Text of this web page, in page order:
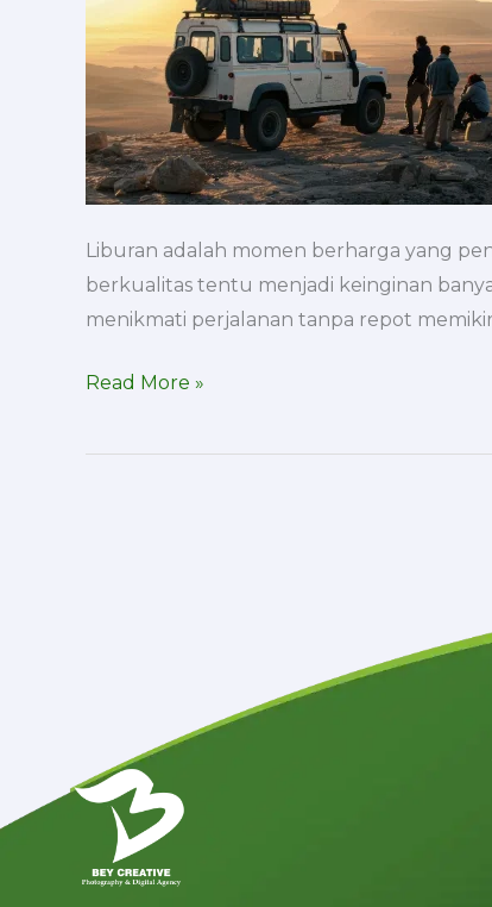
Liburan adalah momen berharga yang
berkualitas tentu menjadi keinginan
menikmati perjalanan tanpa repot
Read More »